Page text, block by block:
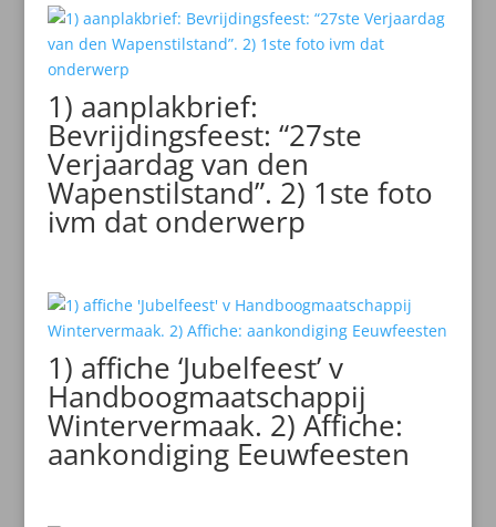
1) aanplakbrief:
Bevrijdingsfeest: “27ste
Verjaardag van den
Wapenstilstand”. 2) 1ste foto
ivm dat onderwerp
1) affiche ‘Jubelfeest’ v
Handboogmaatschappij
Wintervermaak. 2) Affiche:
aankondiging Eeuwfeesten